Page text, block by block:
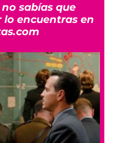
sabías que
lo encuentras en